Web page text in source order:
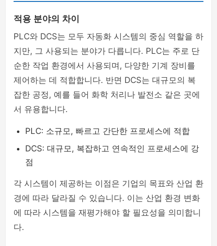
적용 분야의 차이
PLC와 DCS는 모두 자동화 시스템의 중심 역할을 하
지만, 그 사용되는 분야가 다릅니다. PLC는 주로 단
순한 작업 환경에서 사용되며, 다양한 기계 장비를
제어하는 데 적합합니다. 반면 DCS는 대규모의 복
잡한 공정, 예를 들어 화학 처리나 발전소 같은 곳에
서 유용합니다.
PLC: 소규모, 빠르고 간단한 프로세스에 적합
DCS: 대규모, 복잡하고 연속적인 프로세스에 강
점
각 시스템이 제공하는 이점은 기업의 목표와 산업 환
경에 따라 달라질 수 있습니다. 이는 산업 환경 변화
에 따라 시스템을 재평가해야 할 필요성을 의미합니
다.